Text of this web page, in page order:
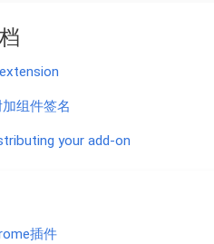
组件签名
your add-on
插件